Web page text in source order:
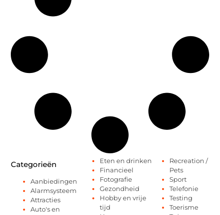
Categorieën
Aanbiedingen
Alarmsysteem
Attracties
Auto's en
Eten en drinken
Financieel
Fotografie
Gezondheid
Hobby en vrije
tijd
Recreation /
Pets
Sport
Telefonie
Testing
Toerisme